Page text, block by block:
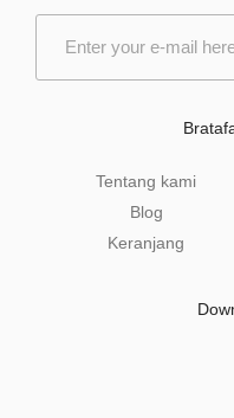
Tentang kami
Blog
Keranjang